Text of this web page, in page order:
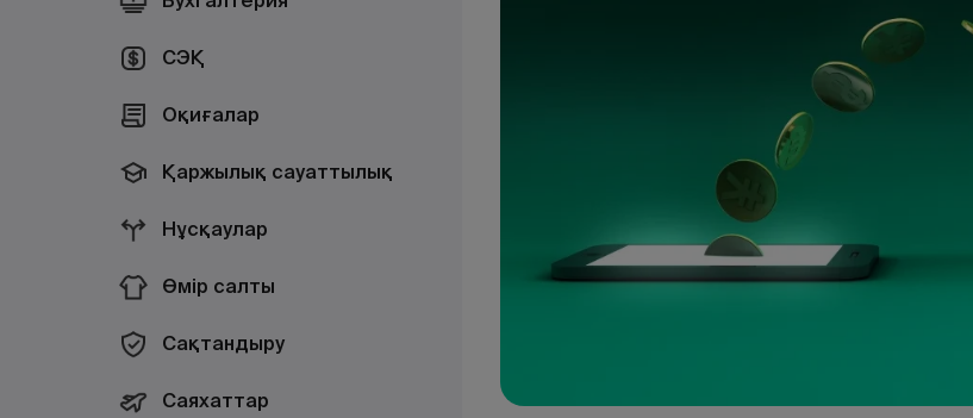
СЭҚ
Оқиғалар
Қаржылық сауаттылық
Нұсқаулар
Өмір салты
Сақтандыру
Саяхаттар